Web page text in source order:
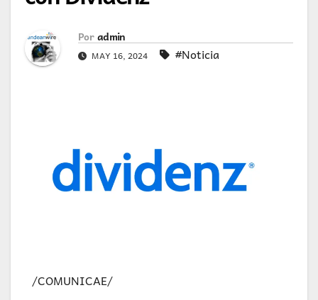
Por admin
MAY 16, 2024 #Noticia
/COMUNICAE/